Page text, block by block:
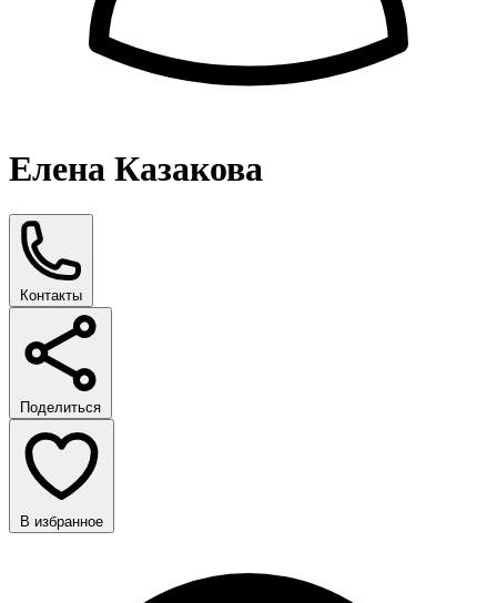
Елена Казакова
Контакты
Поделиться
В избранное